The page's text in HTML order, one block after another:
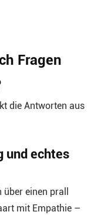
Fragen
die Antworten aus
und echtes
einen prall
mit Empathie –